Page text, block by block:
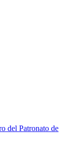
del Patronato de